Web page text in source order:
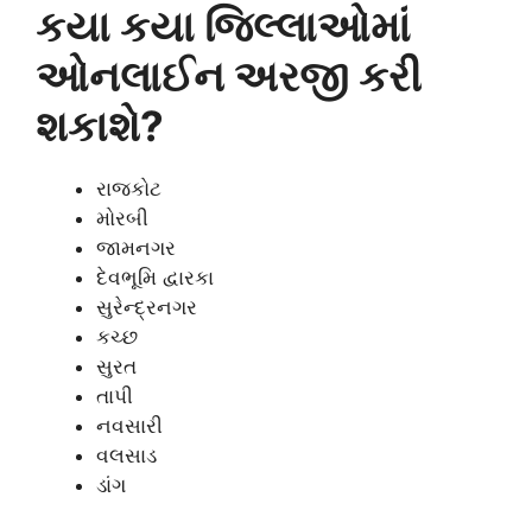
કયા કયા જિલ્લાઓમાં
ઓનલાઈન અરજી કરી
શકાશે?
રાજકોટ
મોરબી
જામનગર
દેવભૂમિ દ્વારકા
સુરેન્દ્રનગર
કચ્છ
સુરત
તાપી
નવસારી
વલસાડ
ડાંગ